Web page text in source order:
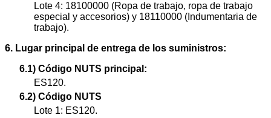
Lote 4: 18100000 (Ropa de trabajo, ropa de trabajo
especial y accesorios) y 18110000 (Indumentaria de
trabajo).
6. Lugar principal de entrega de los suministros:
6.1) Código NUTS principal:
ES120.
6.2) Código NUTS
Lote 1: ES120.